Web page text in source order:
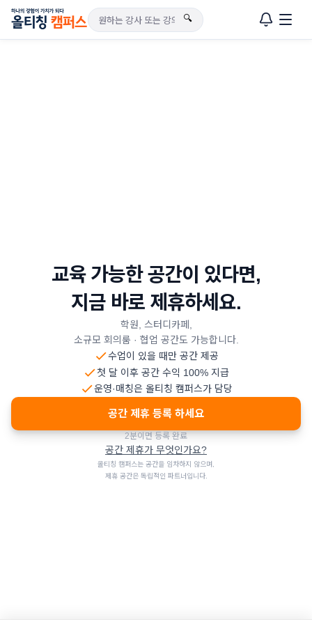
🔍
교육 가능한 공간이 있다면,
지금 바로 제휴하세요.
학원, 스터디카페,
소규모 회의룸 · 협업 공간도 가능합니다.
수업이 있을 때만 공간 제공
첫 달 이후 공간 수익 100% 지급
운영·매칭은 올티칭 캠퍼스가 담당
공간 제휴 등록 하세요
2분이면 등록 완료
공간 제휴가 무엇인가요?
올티칭 캠퍼스는 공간을 임차하지 않으며,
제휴 공간은 독립적인 파트너입니다.